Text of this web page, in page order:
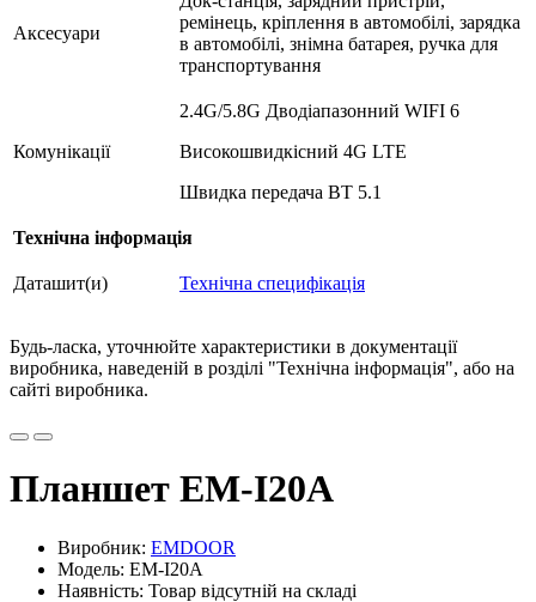
Аксесуари
ремінець, кріплення в автомобілі, зарядка
в автомобілі, знімна батарея, ручка для
транспортування
Комунікації
2.4G/5.8G Дводіапазонний WIFI 6
Високошвидкісний 4G LTE
Швидка передача BT 5.1
Технічна інформація
Даташит(и) Технічна специфікація
Будь-ласка, уточнюйте характеристики в документації
виробника, наведеній в розділі "Технічна інформація", або на
сайті виробника.
Планшет EM-I20A
Виробник: EMDOOR
Модель: EM-I20A
Наявність: Товар відсутній на складі